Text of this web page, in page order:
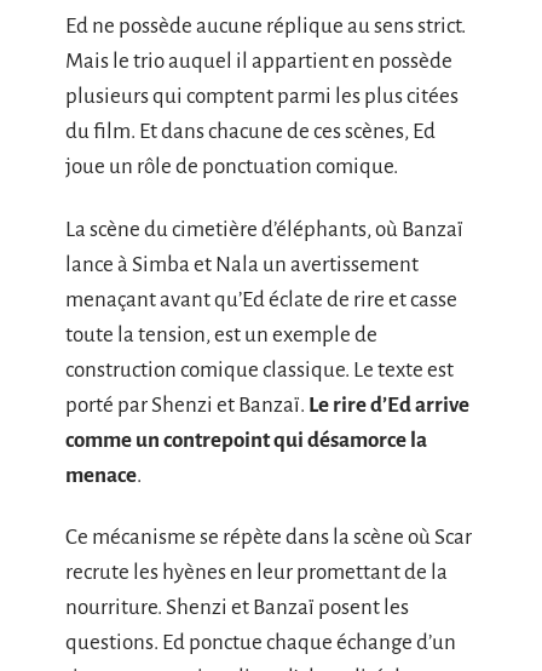
Ed ne possède aucune réplique au sens strict.
Mais le trio auquel il appartient en possède
plusieurs qui comptent parmi les plus citées
du film. Et dans chacune de ces scènes, Ed
joue un rôle de ponctuation comique.
La scène du cimetière d’éléphants, où Banzaï
lance à Simba et Nala un avertissement
menaçant avant qu’Ed éclate de rire et casse
toute la tension, est un exemple de
construction comique classique. Le texte est
porté par Shenzi et Banzaï. Le rire d’Ed arrive
comme un contrepoint qui désamorce la
menace.
Ce mécanisme se répète dans la scène où Scar
recrute les hyènes en leur promettant de la
nourriture. Shenzi et Banzaï posent les
questions. Ed ponctue chaque échange d’un